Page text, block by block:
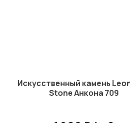
Искусственный камень
Stone Анкона 709